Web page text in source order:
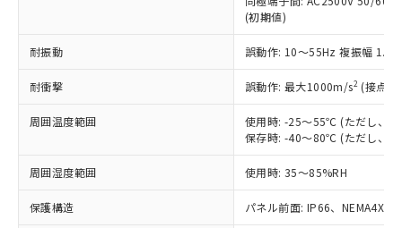
(初期値)
耐振動 誤動作: 10～55Hz 複振幅
耐衝撃 誤動作: 最大1000m/s2 (接点
周囲温度範囲
使用時: -25～55℃ (ただし、氷
保存時: -40～80℃ (ただし、氷
周囲湿度範囲 使用時: 35～85%RH
保護構造 パネル前面: IP66、NEMA4X,
正式な納期状況および標準価格はお客
様のお取引先、またはお客様担当のオ
ムロン制御機器販売店・当社販売員に
オムロン制御機器販売店や当社販売拠
販売ネットワーク
」をご確認
事前の承諾なく第三者に漏洩または開
示しないようお願いします。
マイパーツ機能（部品リスト作成サー
(PBDE) 1000ppm以下、フタル酸ビス(2-エチルヘキシ
ル) (DEHP)(別名：DOP) 1000ppm以下、フタル酸ブチ
（DBP） 1000ppm以下、フタル酸ジイソブチル
但し、RoHS指令で産業用監視および制御機器に対する
フタル酸エステル類の４物質については閾値を超える意
図的な使用がないことを確認しています。
※2 対応予定月
部品在庫の切り替え状況などにより、予定
ニル類) : 1000ppm、 PBDEs(ポリ臭化ジフェニルエーテ
イソブチル) : 1000ppm、 BBP(フタル酸ブチルベンジ
DEHP(フタル酸ビス(2-エチルヘキシル)) : 1000ppm
「ｅ」：有害物質（10物質）のすべてが基
準値以下であることを示します。
「10」：通常の使用状況下において有害物
当社は規制貨物を破棄する場合は、完
全に破砕するなど、違法に輸出されな
いよう必要な手段を講じます。
当社は貴社製品を、核兵器、ミサイ
ル、化学兵器、生物兵器またはその他
武器並びにこれらの製造装置等に一切
当社は、貴社製品を第三者に販売する
場合は、上記1、2および3の内容を当
該第三者に通知します。また当社は、
販売先および販売に係わる関係者が違
一定数以上の在庫あり
一定数には満たないが在庫あり
在庫なし(最新の在庫状況につ
いては、お客様のお取引先、ま
たはお客様担当のオムロン制御
機器販売店・当社販売員にご確
受注生産機種、また在庫状況の